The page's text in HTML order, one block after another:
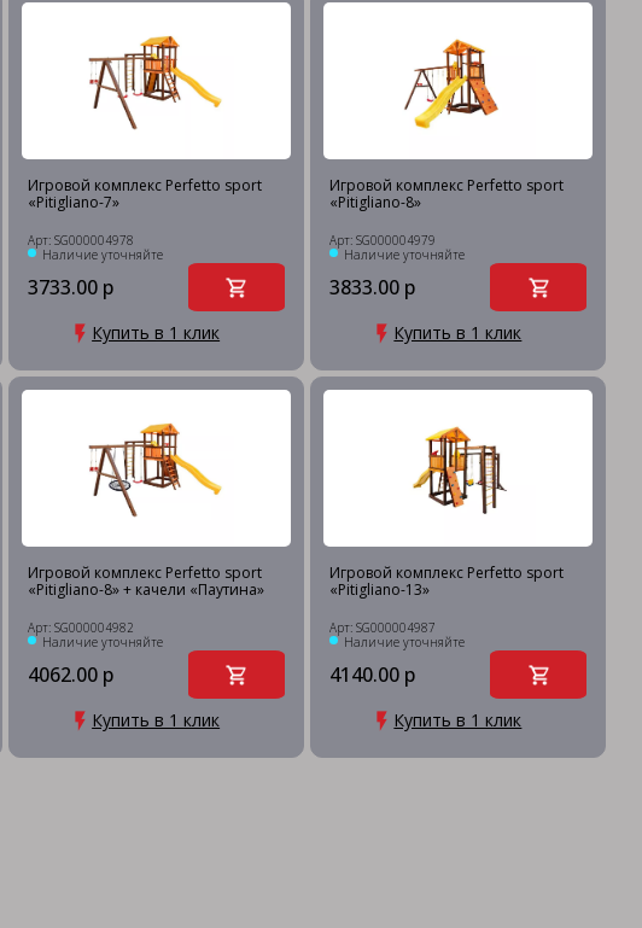
Игровой комплекс Perfetto sport
«Pitigliano-7»
Арт: SG000004978
Наличие уточняйте
3733.00 р
Купить в 1 клик
Игровой комплекс Perfetto sport
«Pitigliano-8»
Арт: SG000004979
Наличие уточняйте
3833.00 р
Купить в 1 клик
Игровой комплекс Perfetto sport
«Pitigliano-8» + качели «Паутина»
Арт: SG000004982
Наличие уточняйте
4062.00 р
Купить в 1 клик
Игровой комплекс Perfetto sport
«Pitigliano-13»
Арт: SG000004987
Наличие уточняйте
4140.00 р
Купить в 1 клик